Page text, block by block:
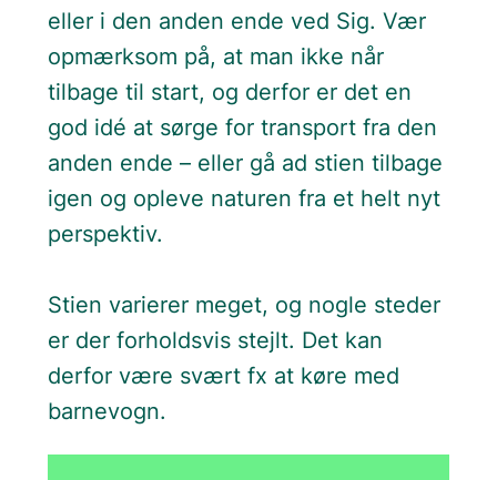
eller i den anden ende ved Sig. Vær
opmærksom på, at man ikke når
tilbage til start, og derfor er det en
god idé at sørge for transport fra den
anden ende – eller gå ad stien tilbage
igen og opleve naturen fra et helt nyt
perspektiv.
Stien varierer meget, og nogle steder
er der forholdsvis stejlt. Det kan
derfor være svært fx at køre med
barnevogn.